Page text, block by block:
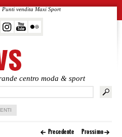
centro moda & sport
Punti vendita Maxi Sport
Precedente Prossimo